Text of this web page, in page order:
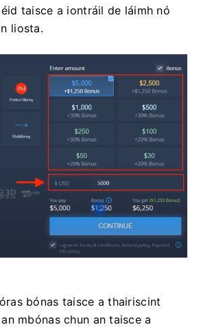
taisce a iontráil de láimh nó
liosta.
bónas taisce a thairiscint
mbónas chun an taisce a